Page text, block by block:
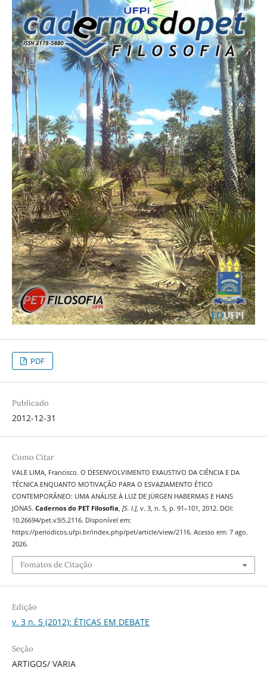
PDF
Publicado
2012-12-31
Como Citar
VALE LIMA, Francisco. O DESENVOLVIMENTO EXAUSTIVO DA CIÊNCIA E DA
TÉCNICA ENQUANTO MOTIVAÇÃO PARA O ESVAZIAMENTO ÉTICO
CONTEMPORÂNEO: UMA ANÁLISE À LUZ DE JÜRGEN HABERMAS E HANS
JONAS. Cadernos do PET Filosofia [S. l.], v. 3, n. 5, p. 91–101, 2012. DOI:
10.26694/pet.v3i5.2116. Disponível em:
https://periodicos.ufpi.br/index.php/pet/article/view/2116. Acesso em: 7 ago.
2026.
Fomatos de Citação
Edição
v. 3 n. 5 (2012): ÉTICAS EM DEBATE
Seção
ARTIGOS/ VARIA